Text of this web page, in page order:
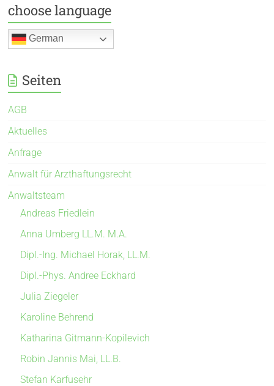
choose language
German
Seiten
AGB
Aktuelles
Anfrage
Anwalt für Arzthaftungsrecht
Anwaltsteam
Andreas Friedlein
Anna Umberg LL.M. M.A.
Dipl.-Ing. Michael Horak, LL.M.
Dipl.-Phys. Andree Eckhard
Julia Ziegeler
Karoline Behrend
Katharina Gitmann-Kopilevich
Robin Jannis Mai, LL.B.
Stefan Karfusehr